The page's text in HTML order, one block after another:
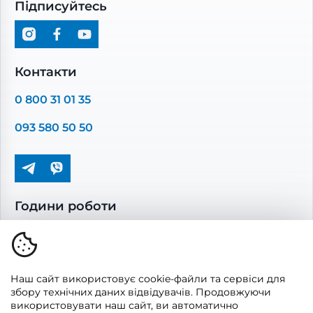
Рекуператори
Вентиляційні установки
Промислова вентиляція
Комплектуючі вентиляції
Решітки вентиляційні
Дверцята ревізійні
Підписуйтесь
Контакти
0 800 31 01 35
093 580 50 50
Години роботи
Сб-Нд: вихідні
Наш сайт використовує cookie-файли та сервіси для
збору технічних даних відвідувачів. Продовжуючи
використовувати наш сайт, ви автоматично